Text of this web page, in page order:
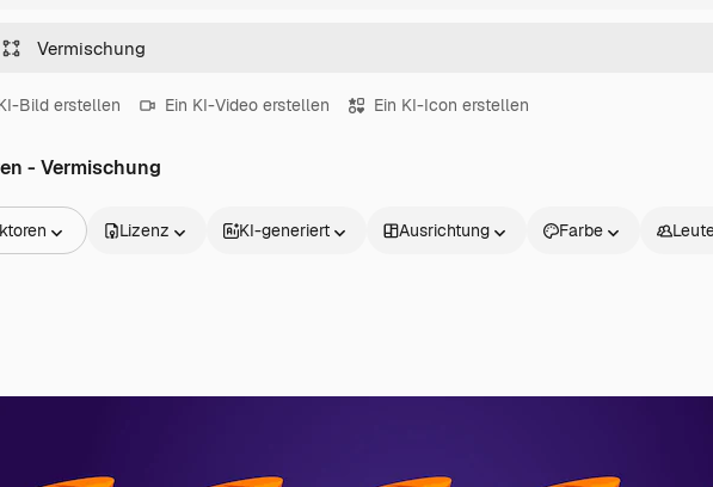
Bild erstellen Ein KI-Video erstellen Ein KI-Icon erstellen
- Vermischung
Lizenz KI-generiert Ausrichtung Farbe